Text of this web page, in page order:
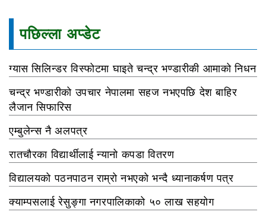
पछिल्ला अप्डेट
ग्यास सिलिन्डर विस्फोटमा घाइते चन्द्र भण्डारीकी आमाको निधन
चन्द्र भण्डारीको उपचार नेपालमा सहज नभएपछि देश बाहिर
लैजान सिफारिस
एम्बुलेन्स नै अलपत्र
रातचौरका विद्यार्थीलाई न्यानो कपडा वितरण
विद्यालयको पठनपाठन राम्रो नभएको भन्दै ध्यानाकर्षण पत्र
क्याम्पसलाई रेसुङ्गा नगरपालिकाको ५० लाख सहयोग